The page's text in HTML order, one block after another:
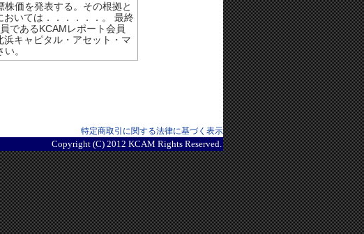
価を発表する。その根拠と
いては．．．．．．。 最終
であるKCAMレポート会員
キャピタル・アセット・マ
。
特定商取引に関する法律に基づく表示
Copyright (C) 2012 KCAM Rights Reserved.